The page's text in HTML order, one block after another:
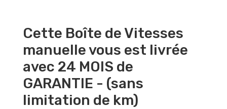
Cette Boîte de Vitesses
manuelle vous est livrée
avec 24 MOIS de
GARANTIE - (sans
limitation de km)